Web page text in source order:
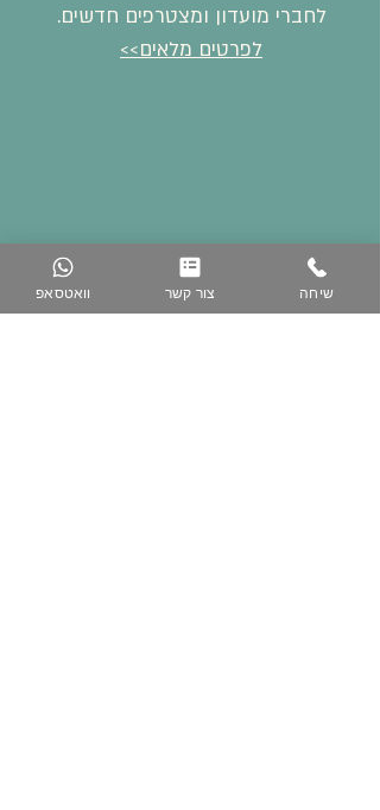
לחברי מועדון ומצטרפים חדשים.
לפרטים מלאים>>
וואטסאפ צור קשר שיחה